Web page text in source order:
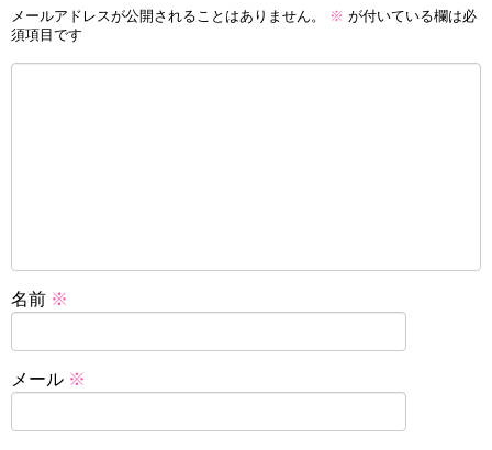
メールアドレスが公開されることはありません。 ※ が付いている欄は必
須項目です
名前 ※
メール ※